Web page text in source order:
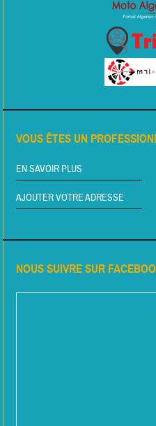
VOUS ÊTES UN
EN SAVOIR PLUS
AJOUTER VOTRE ADRESSE
NOUS SUIVRE SUR